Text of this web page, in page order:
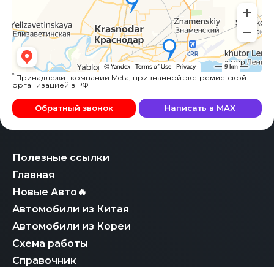
Полезные ссылки
Главная
Новые Авто🔥
Автомобили из Китая
Автомобили из Кореи
Схема работы
Справочник
* Принадлежит компании Meta, признанной экстремистской
организацией в РФ
Обратный звонок Написать в MAX